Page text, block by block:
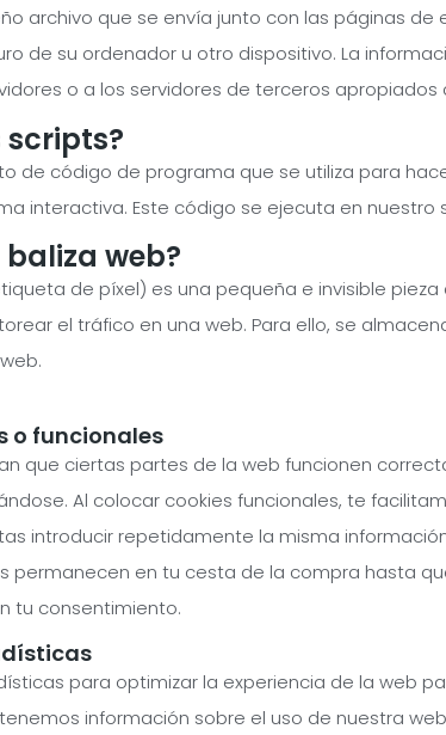
archivo que se envía junto con las páginas
de su ordenador u otro dispositivo. La
o a los servidores de terceros apropiados
scripts?
de código de programa que se utiliza para
interactiva. Este código se ejecuta en nuestro
baliza web?
de píxel) es una pequeña e invisible
el tráfico en una web. Para ello, se
o funcionales
que ciertas partes de la web funcionen
Al colocar cookies funcionales, te
introducir repetidamente la misma
permanecen en tu cesta de la compra hasta
tu consentimiento.
para optimizar la experiencia de la web
información sobre el uso de nuestra